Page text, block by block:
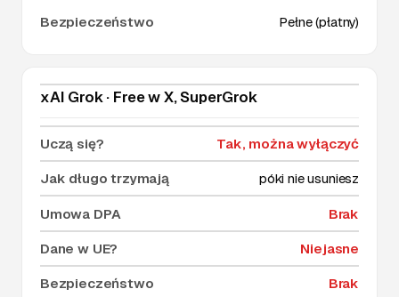
Pełne (płatny)
xAI Grok · Free w X, SuperGrok
Tak, można wyłączyć
póki nie usuniesz
Brak
Niejasne
Brak